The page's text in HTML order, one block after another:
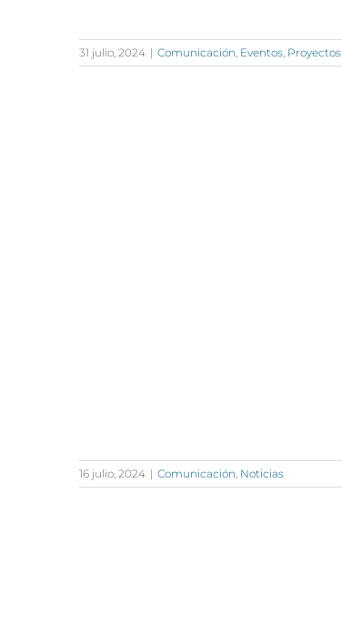
31 julio, 2024 | Comunicación, Eventos,
16 julio, 2024 | Comunicación, Noticias